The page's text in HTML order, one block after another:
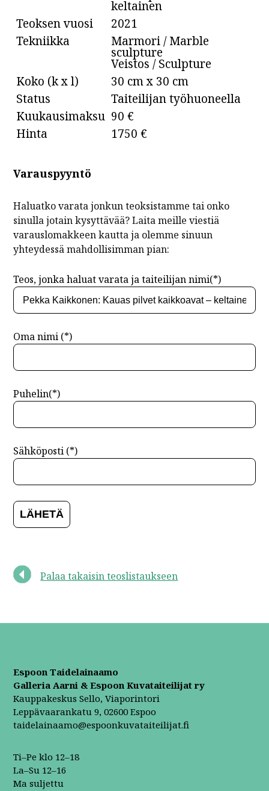
keltainen
Teoksen vuosi
2021
Tekniikka
Marmori / Marble
sculpture
Veistos / Sculpture
Koko (k x l)
30 cm x 30 cm
Status
Taiteilijan työhuoneella
Kuukausimaksu 90 €
Hinta
1750 €
Varauspyyntö
Haluatko varata jonkun teoksistamme tai onko
sinulla jotain kysyttävää? Laita meille viestiä
varauslomakkeen kautta ja olemme sinuun
yhteydessä mahdollisimman pian:
Teos, jonka haluat varata ja taiteilijan nimi(*)
Oma nimi (*)
Puhelin(*)
Sähköposti (*)
Palaa takaisin teoslistaukseen
Espoon Taidelainaamo
Galleria Aarni & Espoon Kuvataiteilijat ry
Kauppakeskus Sello, Viaporintori
Leppävaarankatu 9, 02600 Espoo
taidelainaamo@espoonkuvataiteilijat.fi
Ti–Pe klo 12–18
La–Su 12–16
Ma suljettu